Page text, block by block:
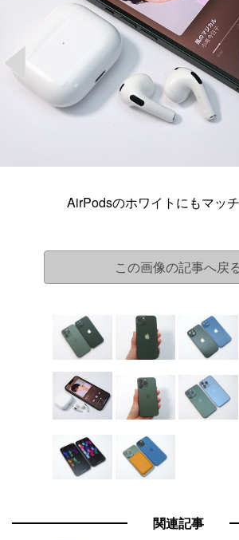
AirPodsのホワイトにもマッ
この画像の記事へ戻
関連記事